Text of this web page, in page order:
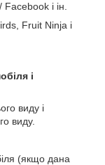
і ін.
Fruit Ninja і
і
виду і
виду.
(якщо дана